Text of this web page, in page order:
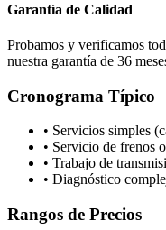
Garantía de Calidad
Probamos y verificamos
nuestra garantía de 36
Cronograma Típico
• Servicios simples
• Servicio de frenos
• Trabajo de
• Diagnóstico
Rangos de Precios